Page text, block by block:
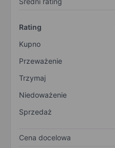
Rating
Kupno
Przeważenie
Trzymaj
Niedoważenie
Sprzedaż
Cena docelowa